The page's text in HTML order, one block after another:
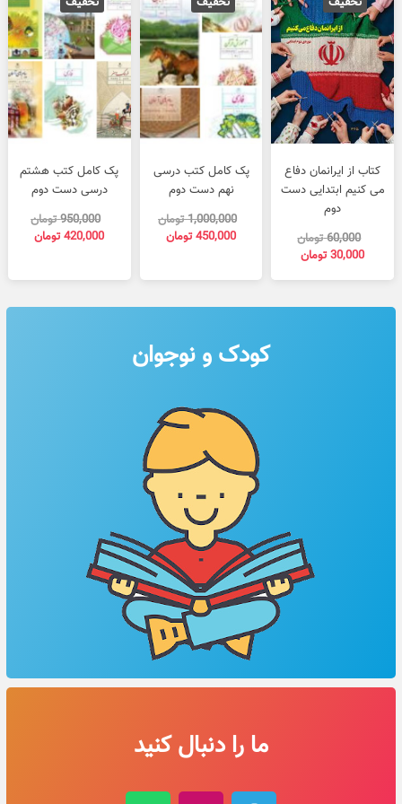
کتاب از ایرانمان دفاع
می کنیم ابتدایی دست
دوم
60,000 تومان
اصلی
60,000 تومان
بود.
30,000 تومان
فعلی
30,000 تومان
است.
پک کامل کتب درسی
نهم دست دوم
1,000,000 تومان
اصلی
1,000,000 تومان
450,000 تومان
فعلی
450,000 تومان
پک کامل کتب هشتم
درسی دست دوم
950,000 تومان
اصلی
420,000 تومان
فعلی
است.
کودک و نوجوان
ما را دنبال کنید